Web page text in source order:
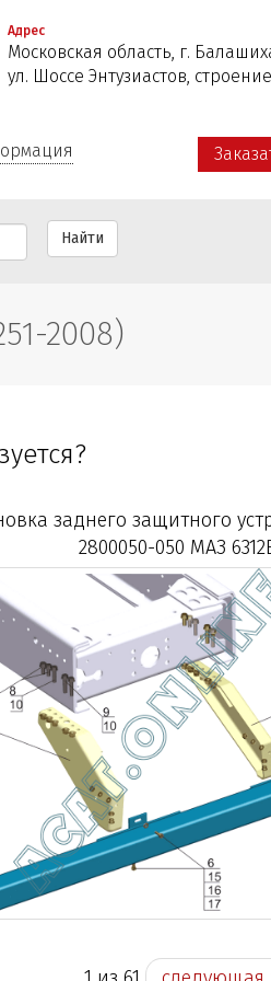
Адрес
Московская область, г.
ул. Шоссе Энтузиастов,
Найти
2008)
заднего защитного
2800050-050 МАЗ